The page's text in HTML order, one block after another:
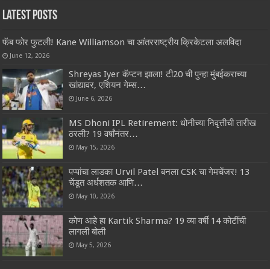
Latest Posts
फॅब फोर फुटली! Kane Williamson चा आंतरराष्ट्रीय क्रिकेटला अलविदा
June 12, 2026
Shreyas Iyer कॅप्टन झाला! टी20 ची पुन्हा मुंबईकराच्या
खांद्यावर, एशियन गेम्स…
June 6, 2026
MS Dhoni IPL Retirement: धोनीच्या निवृत्तीची तारीख
ठरली? 19 वर्षांनंतर…
May 15, 2026
पप्पांचा लाडका Urvil Patel बनला CSK चा गेमचेंजर! 13
चेंडूत अर्धशतक आणि…
May 10, 2026
कोण आहे हा Kartik Sharma? 19 व्या वर्षी 14 कोटींची
लागली बोली
May 5, 2026